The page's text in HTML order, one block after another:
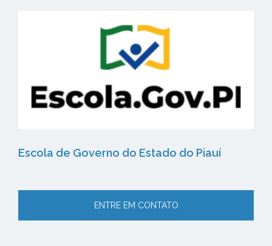
Escola de Governo do Estado do Piauí
ENTRE EM CONTATO